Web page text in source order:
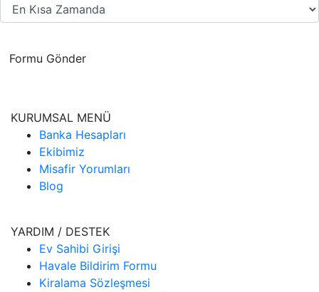
Formu Gönder
KURUMSAL MENÜ
Banka Hesapları
Ekibimiz
Misafir Yorumları
Blog
YARDIM / DESTEK
Ev Sahibi Girişi
Havale Bildirim Formu
Kiralama Sözleşmesi